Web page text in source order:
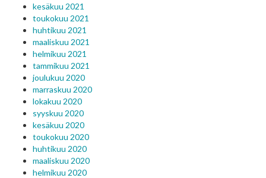
kesäkuu 2021
toukokuu 2021
huhtikuu 2021
maaliskuu 2021
helmikuu 2021
tammikuu 2021
joulukuu 2020
marraskuu 2020
lokakuu 2020
syyskuu 2020
kesäkuu 2020
toukokuu 2020
huhtikuu 2020
maaliskuu 2020
helmikuu 2020